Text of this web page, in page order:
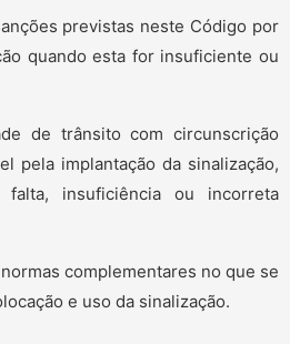
previstas neste Código por
quando esta for insuficiente ou
de trânsito com circunscrição
pela implantação da sinalização,
falta, insuficiência ou incorreta
complementares no que se
e uso da sinalização.